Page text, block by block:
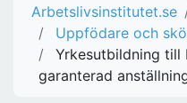
Arbetslivsinstitutet.se
Uppfödare och
Yrkesutbildning till
garanterad